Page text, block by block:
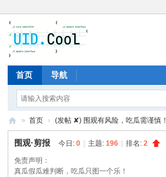
首页 导航
有
地
» 首页 › (发帖 ✘) 围观有风险，吃瓜需谨慎！
围观·剪报 今日:0 主题:196 排名:2
免责声明：
真瓜假瓜难判断，吃瓜只图一个乐！